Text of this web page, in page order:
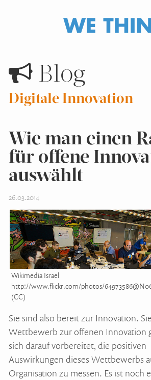
Blog
Digitale Innovation
Wie man einen
für offene
auswählt
26.03.2014
Wikimedia Israel
http://www.flickr.com/photos/
(CC)
Sie sind also bereit zur Innovation.
Wettbewerb zur offenen Innovation
sich darauf vorbereitet, die positiven
Auswirkungen dieses Wettbewerbs
Organisation zu messen. Es ist noch